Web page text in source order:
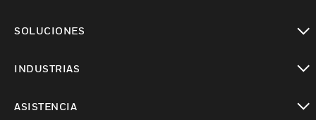
SOLUCIONES
INDUSTRIAS
ASISTENCIA